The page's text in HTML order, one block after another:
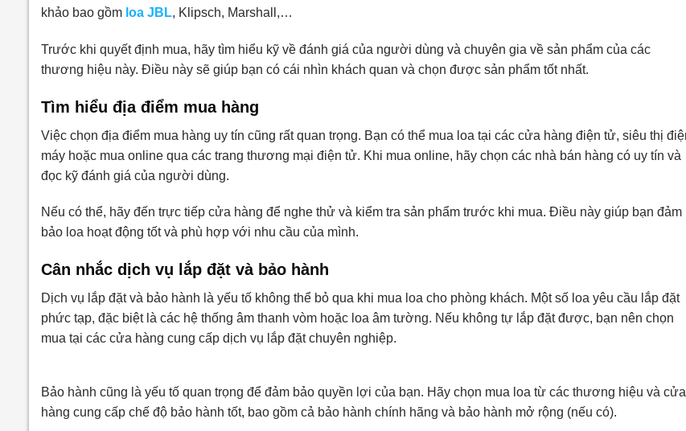
khảo bao gồm loa JBL, Klipsch, Marshall,…
Trước khi quyết định mua, hãy tìm hiểu kỹ về đánh giá của người dùng và chuyên gia về sản phẩm của các
thương hiệu này. Điều này sẽ giúp bạn có cái nhìn khách quan và chọn được sản phẩm tốt nhất.
Tìm hiểu địa điểm mua hàng
Việc chọn địa điểm mua hàng uy tín cũng rất quan trọng. Bạn có thể mua loa tại các cửa hàng điện tử, siêu thị
máy hoặc mua online qua các trang thương mại điện tử. Khi mua online, hãy chọn các nhà bán hàng có uy tín và
đọc kỹ đánh giá của người dùng.
Nếu có thể, hãy đến trực tiếp cửa hàng để nghe thử và kiểm tra sản phẩm trước khi mua. Điều này giúp bạn đảm
bảo loa hoạt động tốt và phù hợp với nhu cầu của mình.
Cân nhắc dịch vụ lắp đặt và bảo hành
Dịch vụ lắp đặt và bảo hành là yếu tố không thể bỏ qua khi mua loa cho phòng khách. Một số loa yêu cầu lắp đặt
phức tạp, đặc biệt là các hệ thống âm thanh vòm hoặc loa âm tường. Nếu không tự lắp đặt được, bạn nên chọn
mua tại các cửa hàng cung cấp dịch vụ lắp đặt chuyên nghiệp.
Bảo hành cũng là yếu tố quan trọng để đảm bảo quyền lợi của bạn. Hãy chọn mua loa từ các thương hiệu và cửa
hàng cung cấp chế độ bảo hành tốt, bao gồm cả bảo hành chính hãng và bảo hành mở rộng (nếu có).